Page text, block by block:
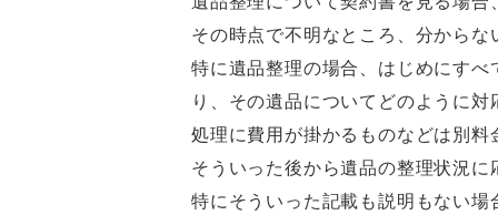
その時点で不明なところ、分から
特に遺品整理の場合、はじめにす
り、その遺品についてどのように
処理に費用が掛かるものなどは別
そういった後から遺品の整理状況
特にそういった記載も説明もない